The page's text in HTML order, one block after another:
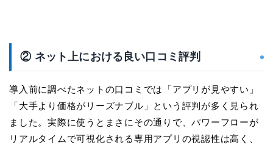
② ネット上における良い口コミ評判
導入前に調べたネットの口コミでは「アプリが見やすい」
「大手より価格がリーズナブル」という評判が多く見られ
ました。実際に使うとまさにその通りで、パワーフローが
リアルタイムで可視化される専用アプリの視認性は高く、